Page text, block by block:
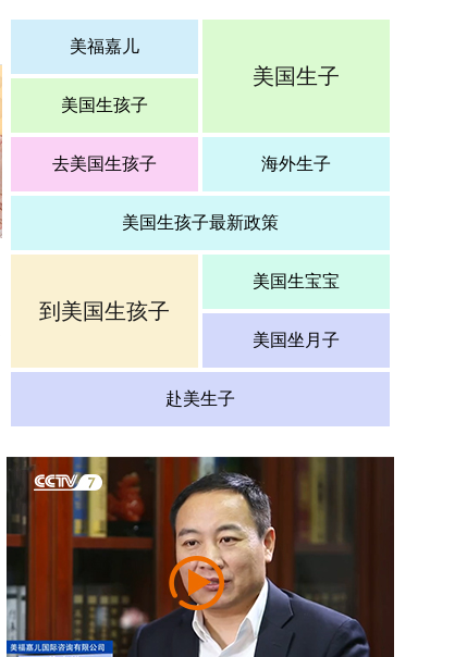
美福嘉儿
美国生子
美国生孩子
去美国生孩子 海外生子
美国生孩子最新政策
到美国生孩子
美国生宝宝
美国坐月子
赴美生子